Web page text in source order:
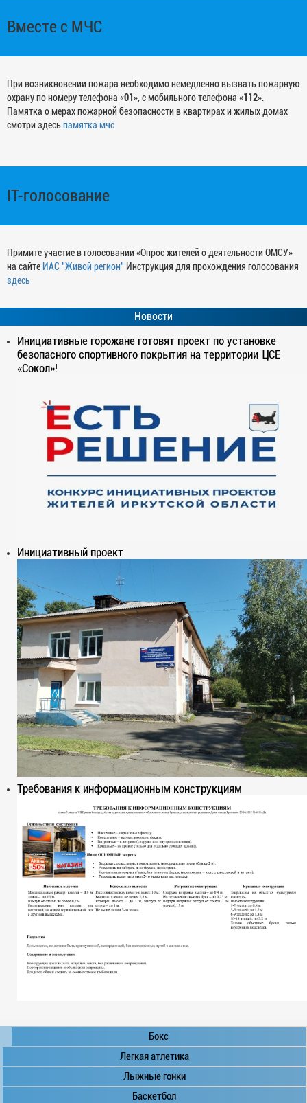
Вместе с МЧС
При возникновении пожара необходимо немедленно вызвать пожарную
охрану по номеру телефона «01 », с мобильного телефона «112».
Памятка о мерах пожарной безопасности в квартирах и жилых домах
смотри здесьпамятка мчс
IT-голосование
Примите участие в голосовании «Опрос жителей о деятельности ОМСУ»
на сайте ИАС "Живой регион" Инструкция для прохождения голосования
здесь
Новости
Инициативные горожане готовят проект по установке
безопасного спортивного покрытия на территории ЦСЕ
«Сокол»!
Инициативный проект
Требования к информационным конструкциям
Бокс
Легкая атлетика
Лыжные гонки
Баскетбол